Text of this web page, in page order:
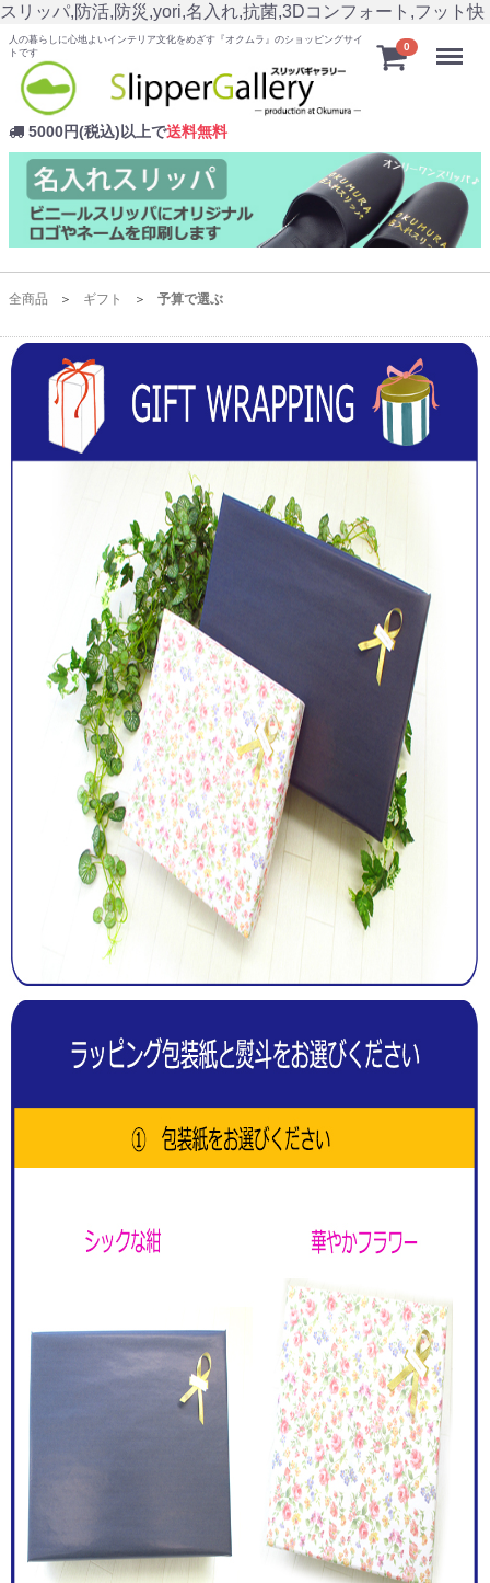
スリッパ,防活,防災,yori,名入れ,抗菌,3Dコンフォート,フット快
人の暮らしに心地よいインテリア文化をめざす『オクムラ』のショッピングサイ
トです
5000円(税込)以上で送料無料
0 Menu
全商品 ギフト 予算で選ぶ